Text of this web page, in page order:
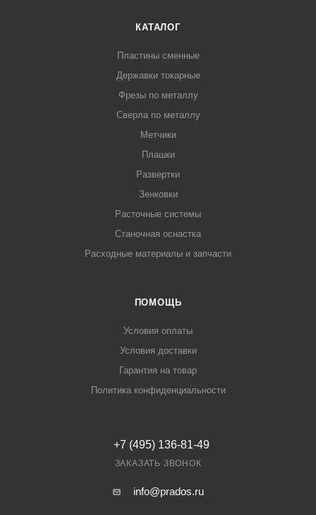
КАТАЛОГ
Пластины сменные
Державки токарные
Фрезы по металлу
Сверла по металлу
Метчики
Плашки
Развертки
Зенковки
Расточные системы
Станочная оснастка
Расходные материалы и запчасти
ПОМОЩЬ
Условия оплаты
Условия доставки
Гарантия на товар
Политика конфиденциальности
+7 (495) 136-81-49
ЗАКАЗАТЬ ЗВОНОК
info@prados.ru